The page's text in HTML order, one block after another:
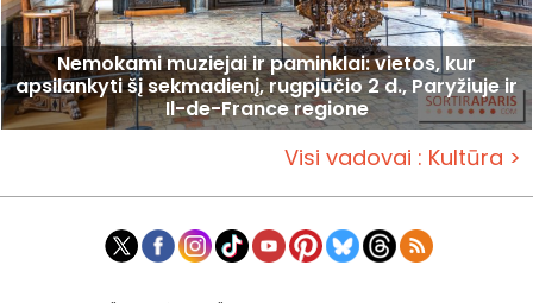
Nemokami muziejai ir paminklai: vietos, kur
apsilankyti šį sekmadienį, rugpjūčio 2 d., Paryžiuje ir
Il-de-France regione
Visi vadovai : Kultūra >